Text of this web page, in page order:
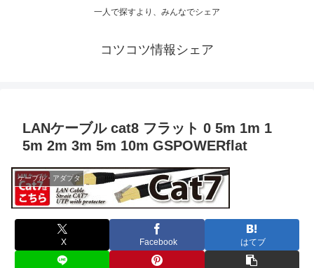
一人で探すより、みんなでシェア
コツコツ情報シェア
LANケーブル cat8 フラット 0 5m 1m 1
5m 2m 3m 5m 10m GSPOWERflat
ケーブル・アダプタ
X Facebook はてブ